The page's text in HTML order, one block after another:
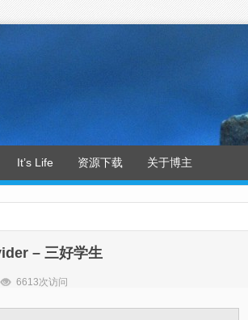
It’s Life 资源下载 关于博主
– 三好学生
6613次访问